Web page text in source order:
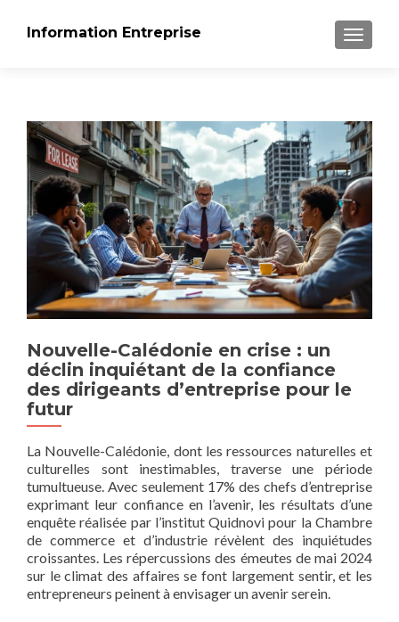
Information Entreprise
Nouvelle-Calédonie en crise : un
déclin inquiétant de la confiance
des dirigeants d’entreprise pour le
futur
La Nouvelle-Calédonie, dont les ressources naturelles et
culturelles sont inestimables, traverse une période
tumultueuse. Avec seulement 17% des chefs d’entreprise
exprimant leur confiance en l’avenir, les résultats d’une
enquête réalisée par l’institut Quidnovi pour la Chambre
de commerce et d’industrie révèlent des inquiétudes
croissantes. Les répercussions des émeutes de mai 2024
sur le climat des affaires se font largement sentir, et les
entrepreneurs peinent à envisager un avenir serein.